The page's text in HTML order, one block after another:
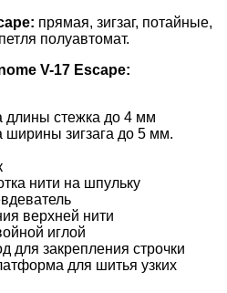
прямая, зигзаг, потайные,
полуавтомат.
V-17 Escape:
длины стежка до 4 мм
ширины зигзага до 5 мм.
нити на шпульку
верхней нити
иглой
для закрепления строчки
для шитья узких